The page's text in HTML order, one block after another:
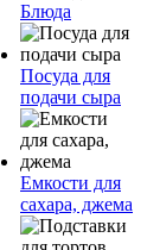
Блюда
Посуда для
подачи сыра
Емкости для
сахара, джема